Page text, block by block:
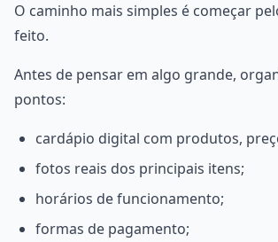
O caminho mais simples é começar
feito.
Antes de pensar em algo grande,
pontos:
cardápio digital com produtos,
fotos reais dos principais itens;
horários de funcionamento;
formas de pagamento;